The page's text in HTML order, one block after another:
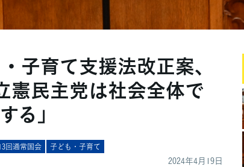
子育て支援法改正案、
憲民主党は社会全体で
る」
回通常国会 子ども・子育て
2024年4月19日